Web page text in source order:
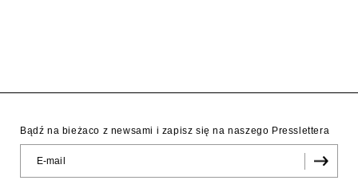
Bądź na bieżaco z newsami i zapisz się na naszego Presslettera